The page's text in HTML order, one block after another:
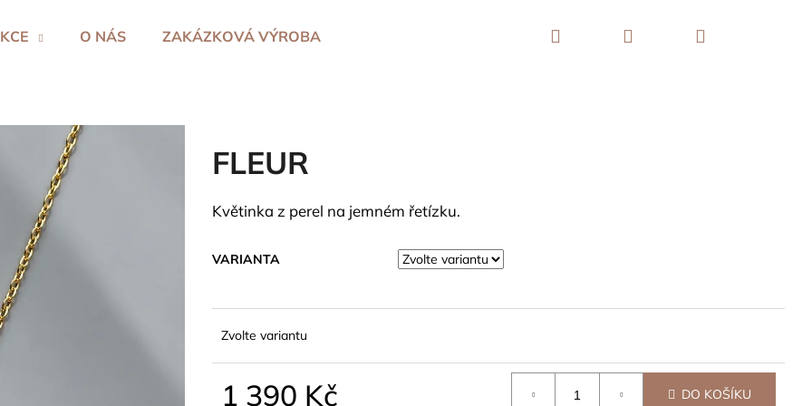
O NÁS ZAKÁZKOVÁ VÝROBA Přihlášení
FLEUR
Květinka z perel na jemném řetízku.
VARIANTA
Zvolte variantu
1 390 Kč DO KOŠÍKU
HLEDAT